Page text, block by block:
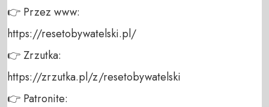
👉 Przez www:
https://resetobywatelski.pl/
👉 Zrzutka:
https://zrzutka.pl/z/resetobywatelski
👉 Patronite: